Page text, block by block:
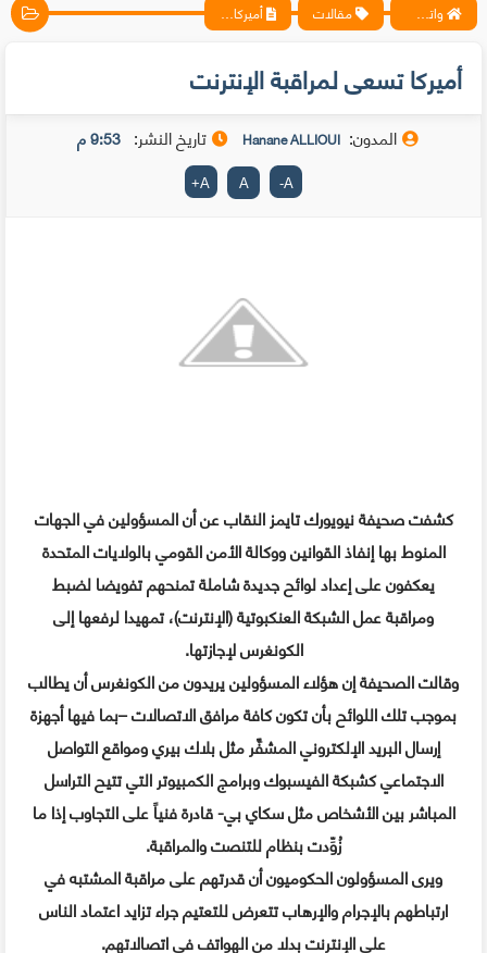
واتس آب ، فيسبوك ، أنترنت ، شروحات تقنية حصرية - المحترف مقالات أميركا تسعى لمراقبة الإنترنت
أميركا تسعى لمراقبة الإنترنت
المدون: Hanane ALLIOUI تاريخ النشر: 9:53 م
A
-
A
A
+
كشفت صحيفة نيويورك تايمز النقاب عن أن المسؤولين في الجهات
المنوط بها إنفاذ القوانين ووكالة الأمن القومي بالولايات المتحدة
يعكفون على إعداد لوائح جديدة شاملة تمنحهم تفويضا لضبط
ومراقبة عمل الشبكة العنكبوتية (الإنترنت)، تمهيدا لرفعها إلى
الكونغرس لإجازتها.
وقالت الصحيفة إن هؤلاء المسؤولين يريدون من الكونغرس أن يطالب
بموجب تلك اللوائح بأن تكون كافة مرافق الاتصالات –بما فيها أجهزة
إرسال البريد الإلكتروني المشفََّر مثل بلاك بيري ومواقع التواصل
الاجتماعي كشبكة الفيسبوك وبرامج الكمبيوتر التي تتيح التراسل
المباشر بين الأشخاص مثل سكاي بي- قادرة فنياً على التجاوب إذا ما
زُوِّدت بنظام للتنصت والمراقبة.
ويرى المسؤولون الحكوميون أن قدرتهم على مراقبة المشتبه في
ارتباطهم بالإجرام والإرهاب تتعرض للتعتيم جراء تزايد اعتماد الناس
على الإنترنت بدلا من الهواتف في اتصالاتهم.